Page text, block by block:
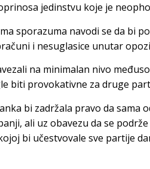
jedinstvu koje je
sporazuma navodi se da bi
i nesuglasice unutar
na minimalan nivo
biti provokativne za druge
bi zadržala pravo da sama
ali uz obavezu da se
bi učestvovale sve partije